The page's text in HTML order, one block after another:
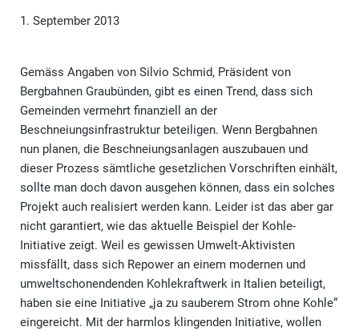
1. September 2013
Gemäss Angaben von Silvio Schmid, Präsident von
Bergbahnen Graubünden, gibt es einen Trend, dass sich
Gemeinden vermehrt finanziell an der
Beschneiungsinfrastruktur beteiligen. Wenn Bergbahnen
nun planen, die Beschneiungsanlagen auszubauen und
dieser Prozess sämtliche gesetzlichen Vorschriften einhält,
sollte man doch davon ausgehen können, dass ein solches
Projekt auch realisiert werden kann. Leider ist das aber gar
nicht garantiert, wie das aktuelle Beispiel der Kohle-
Initiative zeigt. Weil es gewissen Umwelt-Aktivisten
missfällt, dass sich Repower an einem modernen und
umweltschonendenden Kohlekraftwerk in Italien beteiligt,
haben sie eine Initiative „ja zu sauberem Strom ohne Kohle“
eingereicht. Mit der harmlos klingenden Initiative, wollen